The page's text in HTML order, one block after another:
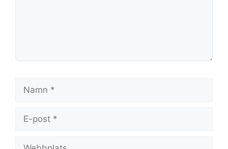
post